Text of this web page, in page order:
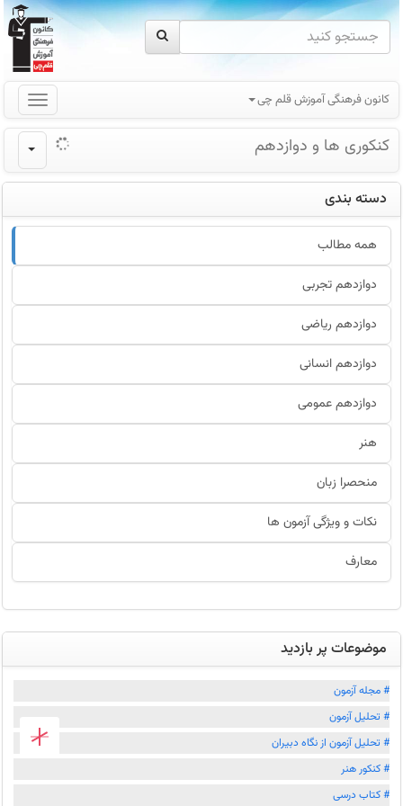
کانون فرهنگی آموزش قلم چی
کنکوری ها و دوازدهم
دسته بندی
همه مطالب
دوازدهم تجربی
دوازدهم ریاضی
دوازدهم انسانی
دوازدهم عمومی
هنر
منحصرا زبان
نکات و ویژگی آزمون ها
معارف
موضوعات پر بازدید
# مجله آزمون
# تحلیل آزمون
# تحلیل آزمون از نگاه دبیران
# کنکور هنر
# کتاب درسی